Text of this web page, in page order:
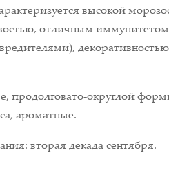
высокой
отличным
продолговато-округлой
ароматные.
вторая декада сентября.